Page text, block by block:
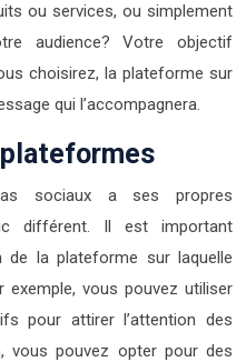
ou services, ou simplement
audience? Votre objectif
choisirez, la plateforme sur
qui l’accompagnera.
sociaux a ses propres
différent. Il est important
de la plateforme sur laquelle
exemple, vous pouvez utiliser
pour attirer l’attention des
vous pouvez opter pour des